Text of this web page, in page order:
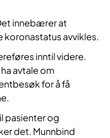
innebærer at
koronastatus avvikles.
inntil videre.
avtale om
for å få
pasienter og
det. Munnbind